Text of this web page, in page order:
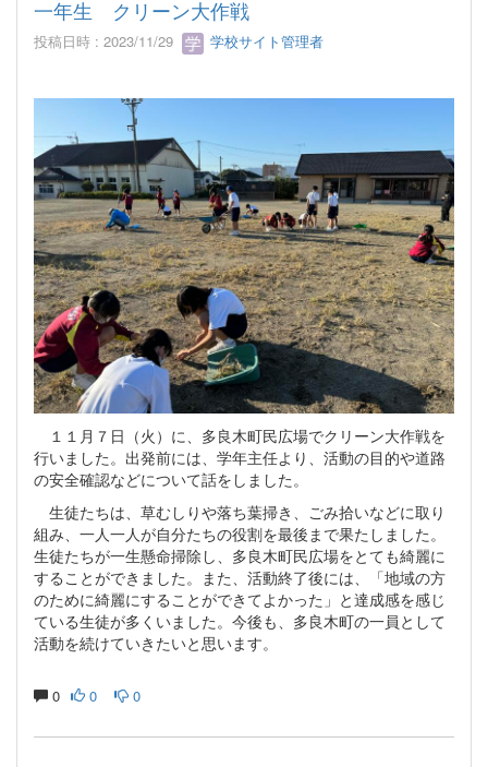
一年生 クリーン大作戦
投稿日時 : 2023/11/29 学校サイト管理者
１１月７日（火）に、多良木町民広場でクリーン大作戦を
行いました。出発前には、学年主任より、活動の目的や道路
の安全確認などについて話をしました。
生徒たちは、草むしりや落ち葉掃き、ごみ拾いなどに取り
組み、一人一人が自分たちの役割を最後まで果たしました。
生徒たちが一生懸命掃除し、多良木町民広場をとても綺麗に
することができました。また、活動終了後には、「地域の方
のために綺麗にすることができてよかった」と達成感を感じ
ている生徒が多くいました。今後も、多良木町の一員として
活動を続けていきたいと思います。
0 0 0